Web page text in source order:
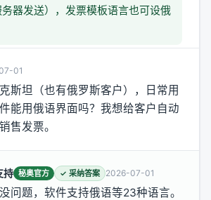
务器发送），发票模板语言也可设俄
01
斯坦（也有俄罗斯客户），日常用
能用俄语界面吗？我想给客户自动
售发票。
持 秘奥官方 ✓ 采纳答案 2026-07-01
问题，软件支持俄语等23种语言。